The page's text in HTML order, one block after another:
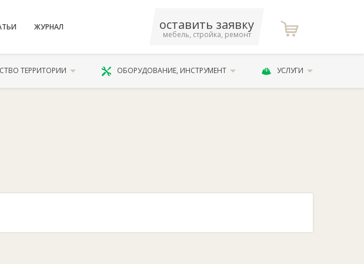
ЖУРНАЛ оставить заявку
мебель, стройка, ремонт
ТЕРРИТОРИИ ОБОРУДОВАНИЕ, ИНСТРУМЕНТ УСЛУГИ